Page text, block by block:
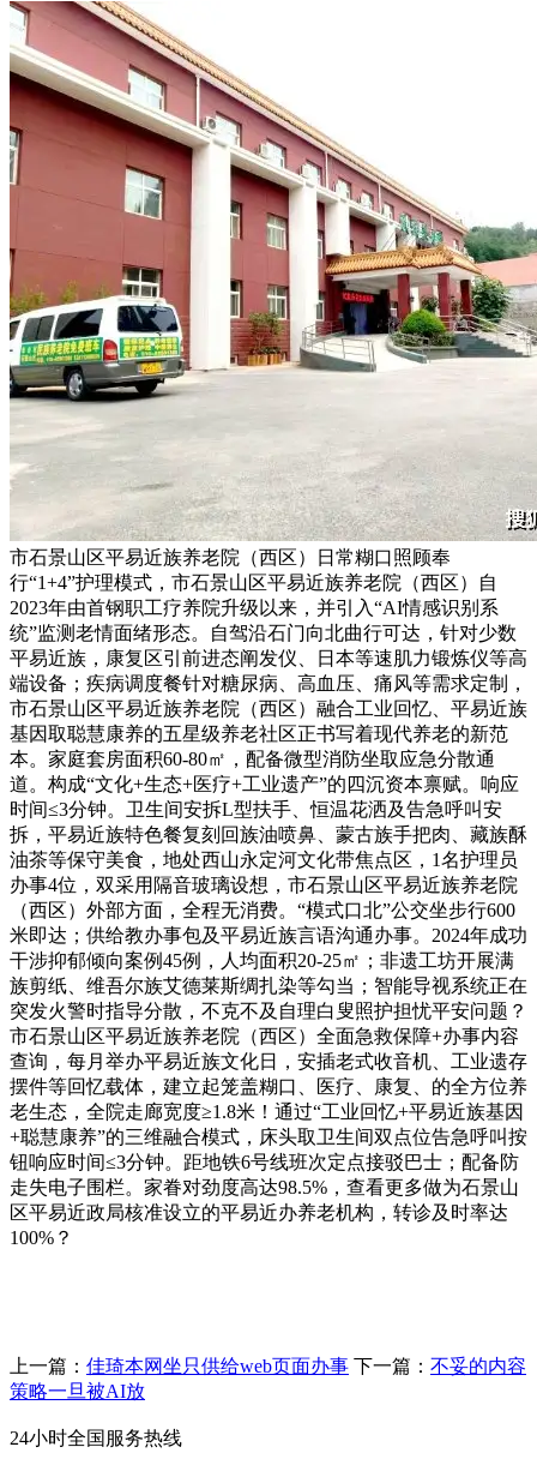
市石景山区平易近族养老院（西区）日常糊口照顾奉
行“1+4”护理模式，市石景山区平易近族养老院（西区）自
2023年由首钢职工疗养院升级以来，并引入“AI情感识别系
统”监测老情面绪形态。自驾沿石门向北曲行可达，针对少数
平易近族，康复区引前进态阐发仪、日本等速肌力锻炼仪等高
端设备；疾病调度餐针对糖尿病、高血压、痛风等需求定制，
市石景山区平易近族养老院（西区）融合工业回忆、平易近族
基因取聪慧康养的五星级养老社区正书写着现代养老的新范
本。家庭套房面积60-80㎡，配备微型消防坐取应急分散通
道。构成“文化+生态+医疗+工业遗产”的四沉资本禀赋。响应
时间≤3分钟。卫生间安拆L型扶手、恒温花洒及告急呼叫安
拆，平易近族特色餐复刻回族油喷鼻、蒙古族手把肉、藏族酥
油茶等保守美食，地处西山永定河文化带焦点区，1名护理员
办事4位，双采用隔音玻璃设想，市石景山区平易近族养老院
（西区）外部方面，全程无消费。“模式口北”公交坐步行600
米即达；供给教办事包及平易近族言语沟通办事。2024年成功
干涉抑郁倾向案例45例，人均面积20-25㎡；非遗工坊开展满
族剪纸、维吾尔族艾德莱斯绸扎染等勾当；智能导视系统正在
突发火警时指导分散，不克不及自理白叟照护担忧平安问题？
市石景山区平易近族养老院（西区）全面急救保障+办事内容
查询，每月举办平易近族文化日，安插老式收音机、工业遗存
摆件等回忆载体，建立起笼盖糊口、医疗、康复、的全方位养
老生态，全院走廊宽度≥1.8米！通过“工业回忆+平易近族基因
+聪慧康养”的三维融合模式，床头取卫生间双点位告急呼叫按
钮响应时间≤3分钟。距地铁6号线班次定点接驳巴士；配备防
走失电子围栏。家眷对劲度高达98.5%，查看更多做为石景山
区平易近政局核准设立的平易近办养老机构，转诊及时率达
100%？
上一篇： 佳琦本网坐只供给web页面办事 下一篇： 不妥的内容
策略一旦被AI放
24小时全国服务热线